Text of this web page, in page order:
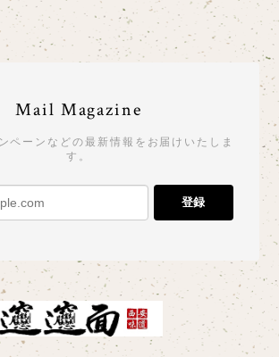
Mail Magazine
ペーンなどの最新情報をお届けいたしま
す。
登録